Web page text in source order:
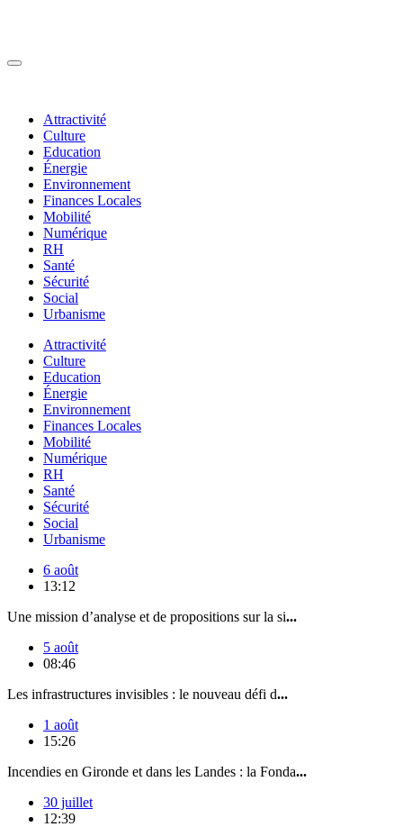
Attractivité
Culture
Education
Énergie
Environnement
Finances Locales
Mobilité
Numérique
RH
Santé
Sécurité
Social
Urbanisme
Attractivité
Culture
Education
Énergie
Environnement
Finances Locales
Mobilité
Numérique
RH
Santé
Sécurité
Social
Urbanisme
6 août
13:12
Une mission d’analyse et de propositions sur la si...
5 août
08:46
Les infrastructures invisibles : le nouveau défi d...
1 août
15:26
Incendies en Gironde et dans les Landes : la Fonda...
30 juillet
12:39